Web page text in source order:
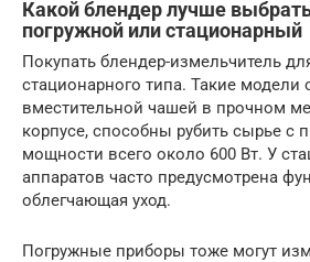
Какой блендер лучше
погружной или стационарный
Покупать блендер-измельчитель
стационарного типа. Такие модели
вместительной чашей в прочном
корпусе, способны рубить сырье с
мощности всего около 600 Вт. У
аппаратов часто предусмотрена
облегчающая уход.
Погружные приборы тоже могут